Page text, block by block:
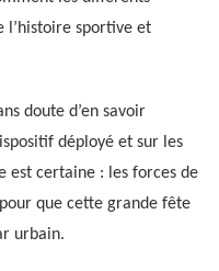
l’histoire sportive et
doute d’en savoir
déployé et sur les
est certaine : les forces de
que cette grande fête
urbain.